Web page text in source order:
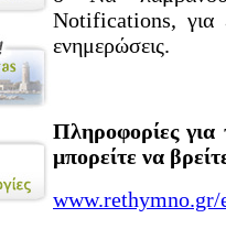
Notifications, για
ενημερώσεις.
Πληροφορίες για
μπορείτε να
www.rethymno.gr/